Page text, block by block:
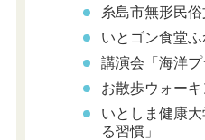
糸島市無形民
いとゴン食堂
講演会「海洋プ
お散歩ウォー
いとしま健康
る習慣」